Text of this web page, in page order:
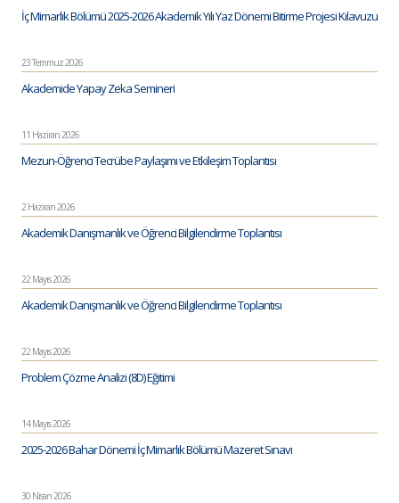
İç Mimarlık Bölümü 2025-2026 Akademik Yılı Yaz Dönemi Bitirme Projesi Kılavuzu
23 Temmuz 2026
Akademide Yapay Zeka Semineri
11 Haziran 2026
Mezun-Öğrenci Tecrübe Paylaşımı ve Etkileşim Toplantısı
2 Haziran 2026
Akademik Danışmanlık ve Öğrenci Bilgilendirme Toplantısı
22 Mayıs 2026
Akademik Danışmanlık ve Öğrenci Bilgilendirme Toplantısı
22 Mayıs 2026
Problem Çözme Analizi (8D) Eğitimi
14 Mayıs 2026
2025-2026 Bahar Dönemi İç Mimarlık Bölümü Mazeret Sınavı
30 Nisan 2026